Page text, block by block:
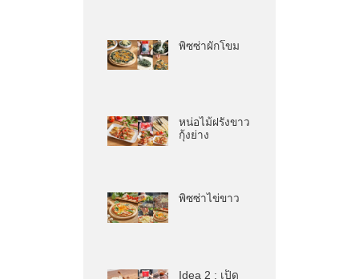
พิซซ่าผักโขม
หน่อไม้ฝรั่งขาว
กุ้งย่าง
พิซซ่าไข่ขาว
Idea 2 : เป็ด